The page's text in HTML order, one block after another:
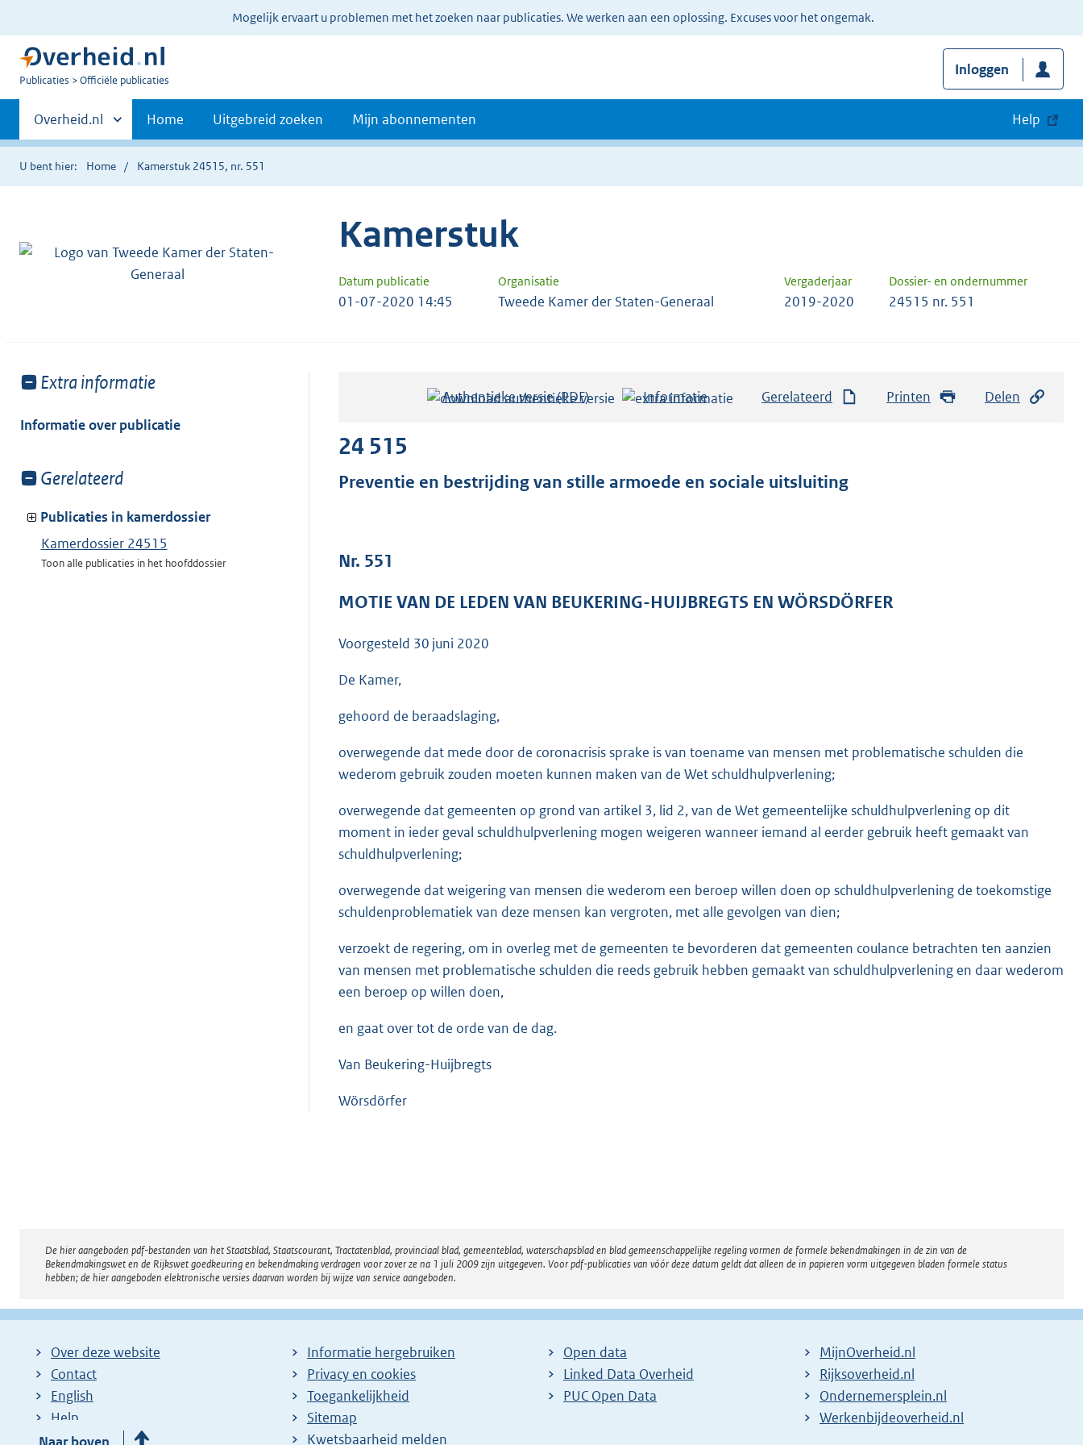
informatie:
Mogelijk ervaart u problemen met het zoeken naar publicaties. We werken aan een oplossing. Excuses voor het ongemak.
U
Publicaties Officiële publicaties
Inloggen
Primaire
navigatie
Andere
sites
binnen
Overheid.nl Home Uitgebreid zoeken Mijn abonnementen Help
U bent hier: Home Kamerstuk 24515, nr. 551
Kamerstuk
Datum publicatie Organisatie Vergaderjaar Dossier- en ondernummer
01-07-2020 14:45 Tweede Kamer der Staten-Generaal 2019-2020 24515 nr. 551
Toon
van:
Extra informatie
Informatie over publicatie
Toon
van:
Gerelateerd
Publicaties in kamerdossier
Kamerdossier 24515
Toon alle publicaties in het hoofddossier
Authentieke versie (PDF)b
a
r
3
b
Informatie Gerelateerd Printen Delen
24 515
Preventie en bestrijding van stille armoede en sociale uitsluiting
Nr. 551
MOTIE VAN DE LEDEN VAN BEUKERING-HUIJBREGTS EN WÖRSDÖRFER
Voorgesteld 30 juni 2020
De Kamer,
gehoord de beraadslaging,
overwegende dat mede door de coronacrisis sprake is van toename van mensen met problematische schulden die
wederom gebruik zouden moeten kunnen maken van de Wet schuldhulpverlening;
overwegende dat gemeenten op grond van artikel 3, lid 2, van de Wet gemeentelijke schuldhulpverlening op dit
moment in ieder geval schuldhulpverlening mogen weigeren wanneer iemand al eerder gebruik heeft gemaakt van
schuldhulpverlening;
overwegende dat weigering van mensen die wederom een beroep willen doen op schuldhulpverlening de toekomstige
schuldenproblematiek van deze mensen kan vergroten, met alle gevolgen van dien;
verzoekt de regering, om in overleg met de gemeenten te bevorderen dat gemeenten coulance betrachten ten aanzien
van mensen met problematische schulden die reeds gebruik hebben gemaakt van schuldhulpverlening en daar wederom
een beroep op willen doen,
en gaat over tot de orde van de dag.
Van Beukering-Huijbregts
Wörsdörfer
Disclaimer
De hier aangeboden pdf-bestanden van het Staatsblad, Staatscourant, Tractatenblad, provinciaal blad, gemeenteblad, waterschapsblad en blad gemeenschappelijke regeling vormen de formele bekendmakingen in de zin van de
Bekendmakingswet en de Rijkswet goedkeuring en bekendmaking verdragen voor zover ze na 1 juli 2009 zijn uitgegeven. Voor pdf-publicaties van vóór deze datum geldt dat alleen de in papieren vorm uitgegeven bladen formele status
hebben; de hier aangeboden elektronische versies daarvan worden bij wijze van service aangeboden.
Over deze website
Contact
English
Help
Zoeken
Informatie hergebruiken
Privacy en cookies
Toegankelijkheid
Sitemap
Kwetsbaarheid melden
Open data
Linked Data Overheid
PUC Open Data
MijnOverheid.nl
Rijksoverheid.nl
Ondernemersplein.nl
Werkenbijdeoverheid.nl